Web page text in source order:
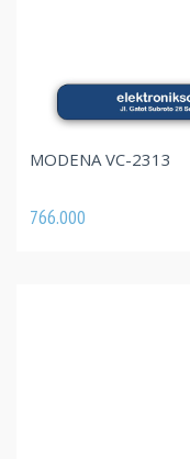
MODENA VC-2313
766.000